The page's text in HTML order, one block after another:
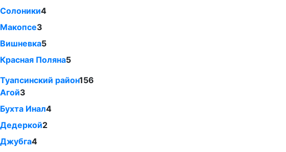
Солоники4
Макопсе3
Вишневка5
Красная Поляна5
Туапсинский район156
Агой3
Бухта Инал4
Дедеркой2
Джубга4